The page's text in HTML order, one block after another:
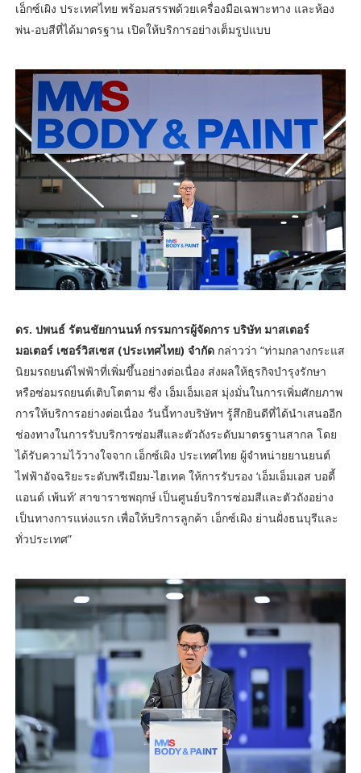
เอ็กซ์เผิง ประเทศไทย พร้อมสรรพด้วยเครื่องมือเฉพาะทาง และห้อง
พ่น-อบสีที่ได้มาตรฐาน เปิดให้บริการอย่างเต็มรูปแบบ
ดร. ปพนธ์ รัตนชัยกานนท์ กรรมการผู้จัดการ บริษัท มาสเตอร์
มอเตอร์ เซอร์วิสเซส (ประเทศไทย) จำกัดกล่าวว่า “ท่ามกลางกระแส
นิยมรถยนต์ไฟฟ้าที่เพิ่มขึ้นอย่างต่อเนื่อง ส่งผลให้ธุรกิจบำรุงรักษา
หรือซ่อมรถยนต์เติบโตตาม ซึ่ง เอ็มเอ็มเอส มุ่งมั่นในการเพิ่มศักยภาพ
การให้บริการอย่างต่อเนื่อง วันนี้ทางบริษัทฯ รู้สึกยินดีที่ได้นำเสนออีก
ช่องทางในการรับบริการซ่อมสีและตัวถังระดับมาตรฐานสากล โดย
ได้รับความไว้วางใจจาก เอ็กซ์เผิง ประเทศไทย ผู้จำหน่ายยานยนต์
ไฟฟ้าอัจฉริยะระดับพรีเมียม-ไฮเทค ให้การรับรอง ‘เอ็มเอ็มเอส บอดี้
แอนด์ เพ้นท์’ สาขาราชพฤกษ์ เป็นศูนย์บริการซ่อมสีและตัวถังอย่าง
เป็นทางการแห่งแรก เพื่อให้บริการลูกค้า เอ็กซ์เผิง ย่านฝั่งธนบุรีและ
ทั่วประเทศ”